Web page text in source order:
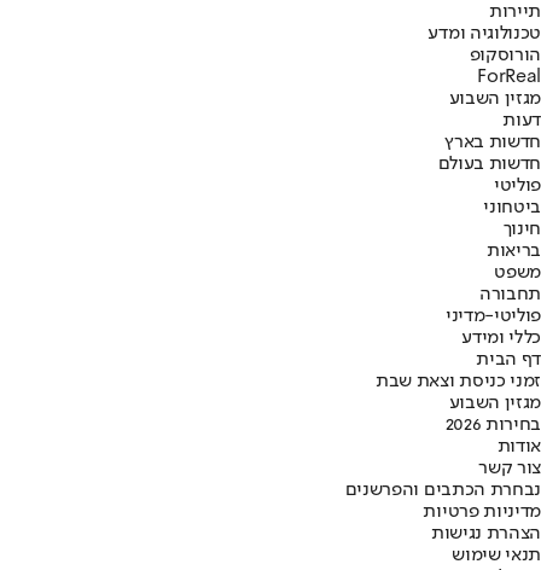
תיירות
טכנולוגיה ומדע
הורוסקופ
ForReal
מגזין השבוע
דעות
חדשות בארץ
חדשות בעולם
פוליטי
ביטחוני
חינוך
בריאות
משפט
תחבורה
פוליטי-מדיני
כללי ומידע
דף הבית
זמני כניסת וצאת שבת
מגזין השבוע
בחירות 2026
אודות
צור קשר
נבחרת הכתבים והפרשנים
מדיניות פרטיות
הצהרת נגישות
תנאי שימוש